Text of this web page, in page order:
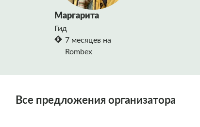
Маргарита
Гид
7 месяцев на
Rombex
Все предложения организатора